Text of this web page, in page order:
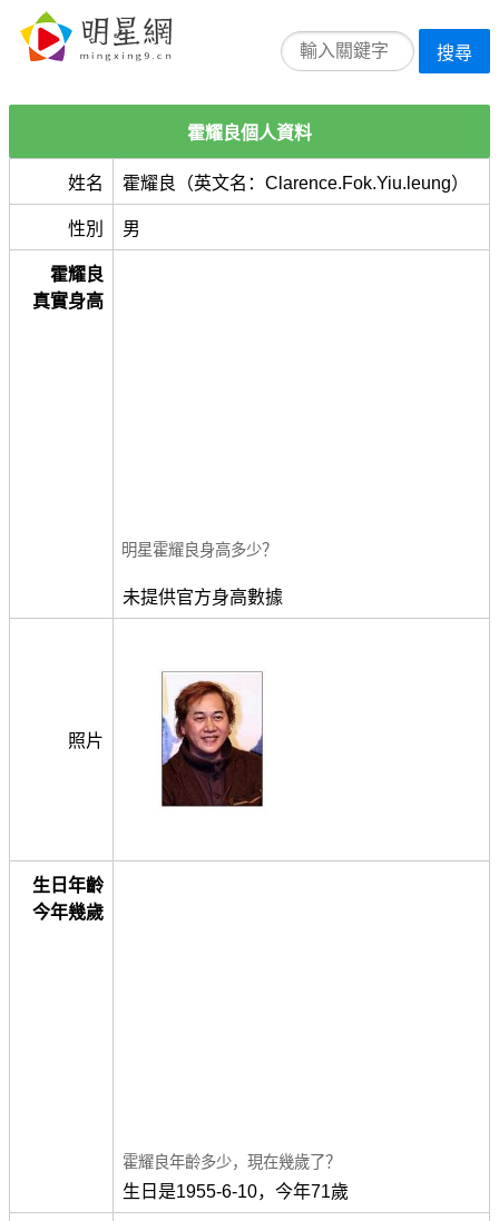
搜尋
霍耀良個人資料
姓名 霍耀良（英文名：Clarence.Fok.Yiu.leung）
性別 男
霍耀良
真實身高
明星霍耀良身高多少？
未提供官方身高數據
照片
生日年齡
今年幾歲
霍耀良年齡多少，現在幾歲了？
生日是1955-6-10，今年71歲